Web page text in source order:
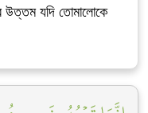
উত্তম যদি তোমালোকে